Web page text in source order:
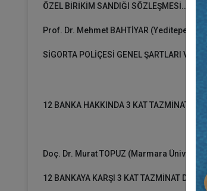
ÖZEL BİRİKİM SANDIĞI
Prof. Dr. Mehmet BAHTİYAR (Yeditepe
SİGORTA POLİÇESİ GENEL ŞARTLARI
12 BANKA HAKKINDA 3 KAT TAZMİNAT
Doç. Dr. Murat TOPUZ (Marmara
12 BANKAYA KARŞI 3 KAT TAZMİNAT